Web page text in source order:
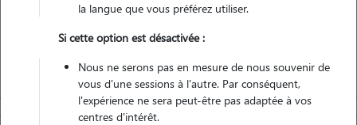
la langue que vous préférez utiliser.
Si cette option est désactivée :
Nous ne serons pas en mesure de nous souvenir de
vous d'une sessions à l'autre. Par conséquent,
l'expérience ne sera peut-être pas adaptée à vos
centres d'intérêt.